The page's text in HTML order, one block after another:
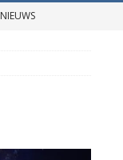
NIEUWS
NIEUWS